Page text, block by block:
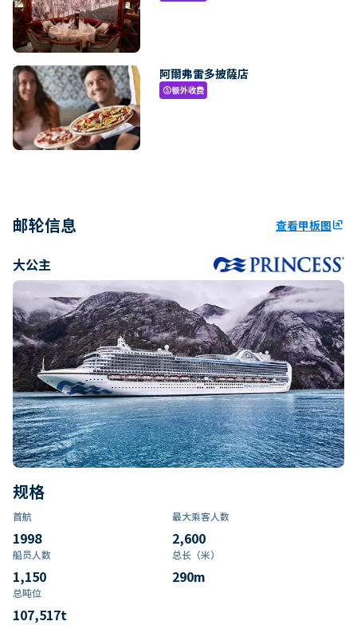
阿爾弗雷多披薩店
paid额外收费
邮轮信息 查看甲板图ungroup
大公主
规格
首航
1998
最大乘客人数
2,600
船员人数
1,150
总长（米）
290m
总吨位
107,517t